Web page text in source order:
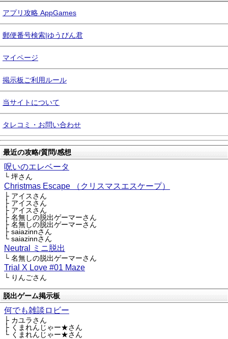
アプリ攻略 AppGames
郵便番号検索|ゆうびん君
マイページ
掲示板ご利用ルール
当サイトについて
タレコミ・お問い合わせ
最近の攻略/質問/感想
呪いのエレベータ
└ 坪さん
Christmas Escape （クリスマスエスケープ）
├ アイスさん
├ アイスさん
├ アイスさん
├ 名無しの脱出ゲーマーさん
├ 名無しの脱出ゲーマーさん
├ saiazinnさん
└ saiazinnさん
Neutral ミニ脱出
└ 名無しの脱出ゲーマーさん
Trial X Love #01 Maze
└ りんごさん
脱出ゲーム掲示板
何でも雑談ロビー
├ カユラさん
├ くまれんじゃー★さん
└ くまれんじゃー★さん